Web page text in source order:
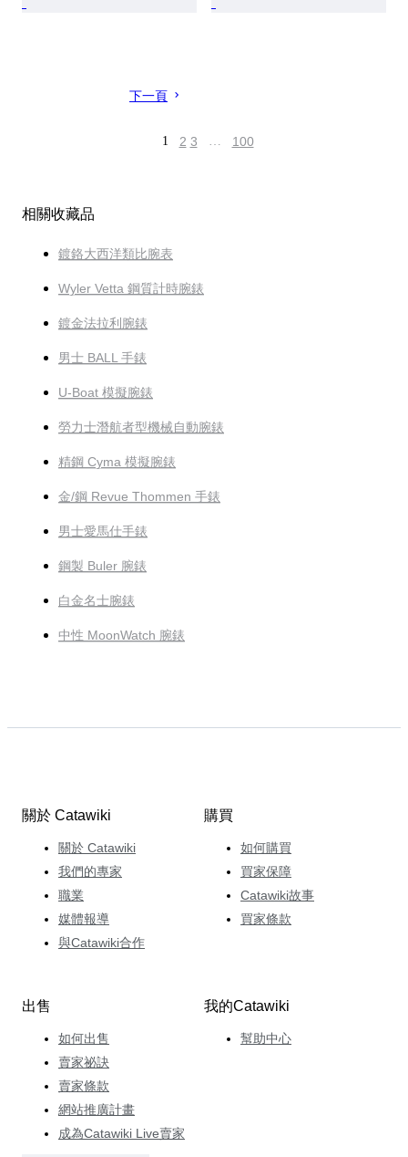
下一頁
1 2 3 … 100
相關收藏品
鍍鉻大西洋類比腕表
Wyler Vetta 鋼質計時腕錶
鍍金法拉利腕錶
男士 BALL 手錶
U-Boat 模擬腕錶
勞力士潛航者型機械自動腕錶
精鋼 Cyma 模擬腕錶
金/鋼 Revue Thommen 手錶
男士愛馬仕手錶
鋼製 Buler 腕錶
白金名士腕錶
中性 MoonWatch 腕錶
關於 Catawiki
關於 Catawiki
我們的專家
職業
媒體報導
與Catawiki合作
購買
如何購買
買家保障
Catawiki故事
買家條款
出售
如何出售
賣家祕訣
賣家條款
網站推廣計畫
成為Catawiki Live賣家
我的Catawiki
幫助中心